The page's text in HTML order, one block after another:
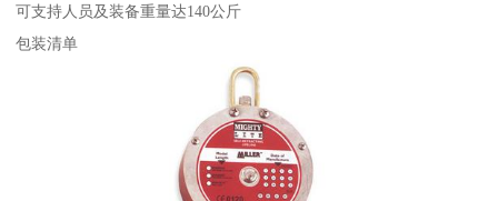
可支持人员及装备重量达140公斤
包装清单